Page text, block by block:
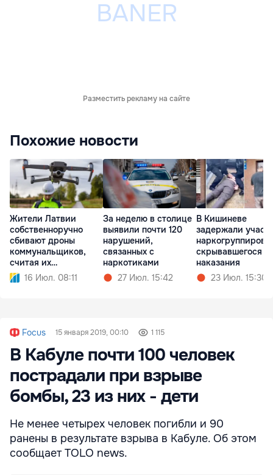
Разместить рекламу на сайте
Похожие новости
Жители Латвии
собственноручно
сбивают дроны
коммунальщиков,
считая их
шпионскими
16 Июл. 08:11
За неделю в столице
выявили почти 120
нарушений,
связанных с
наркотиками
27 Июл. 15:42
В Кишиневе
задержали
скрывавшегося от
наказания
23 Июл. 15:30
Focus 15 января 2019, 00:10 1 115
В Кабуле почти 100 человек
пострадали при взрыве
бомбы, 23 из них - дети
Не менее четырех человек погибли и 90
ранены в результате взрыва в Кабуле. Об этом
сообщает TOLO news.